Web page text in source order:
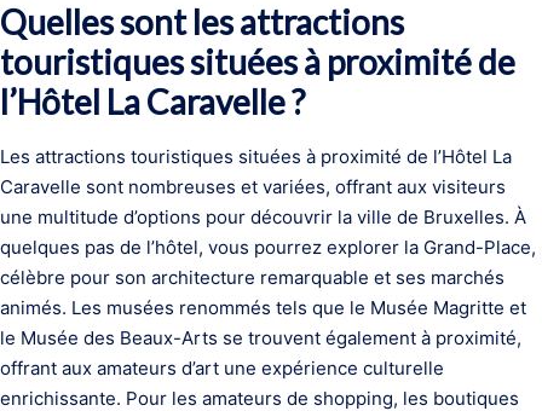
Quelles sont les attractions
touristiques situées à proximité de
l’Hôtel La Caravelle ?
Les attractions touristiques situées à proximité de l’Hôtel La
Caravelle sont nombreuses et variées, offrant aux visiteurs
une multitude d’options pour découvrir la ville de Bruxelles. À
quelques pas de l’hôtel, vous pourrez explorer la Grand-Place,
célèbre pour son architecture remarquable et ses marchés
animés. Les musées renommés tels que le Musée Magritte et
le Musée des Beaux-Arts se trouvent également à proximité,
offrant aux amateurs d’art une expérience culturelle
enrichissante. Pour les amateurs de shopping, les boutiques